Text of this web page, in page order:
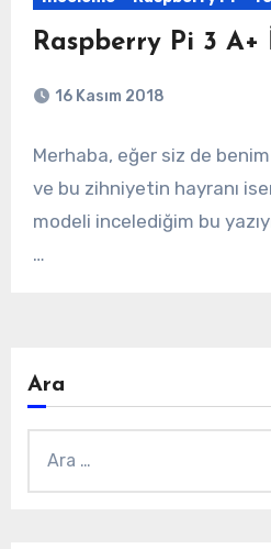
Raspberry Pi 3 A+
16 Kasım 2018
Merhaba, eğer siz de
ve bu zihniyetin hayranı
modeli incelediğim bu
…
Ara